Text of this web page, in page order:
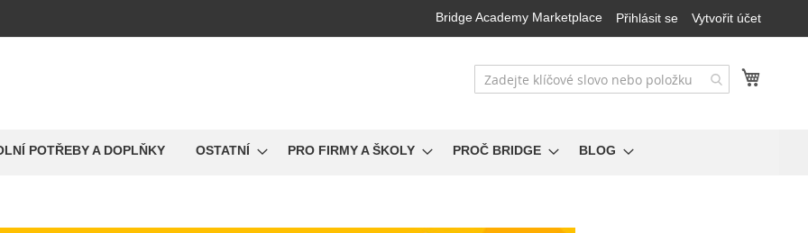
Bridge Academy Marketplace Přihlásit se Vytvořit účet
POTŘEBY A DOPLŇKY OSTATNÍ PRO FIRMY A ŠKOLY PROČ BRIDGE BLOG